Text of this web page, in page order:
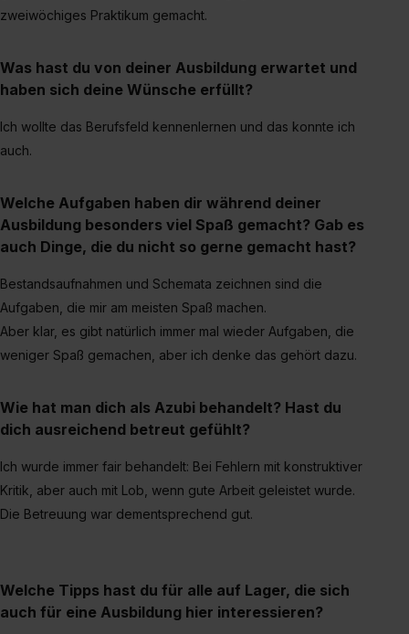
zweiwöchiges Praktikum gemacht.
Was hast du von deiner Ausbildung erwartet und
haben sich deine Wünsche erfüllt?
Ich wollte das Berufsfeld kennenlernen und das konnte ich
auch.
Welche Aufgaben haben dir während deiner
Ausbildung besonders viel Spaß gemacht? Gab es
auch Dinge, die du nicht so gerne gemacht hast?
Bestandsaufnahmen und Schemata zeichnen sind die
Aufgaben, die mir am meisten Spaß machen.
Aber klar, es gibt natürlich immer mal wieder Aufgaben, die
weniger Spaß gemachen, aber ich denke das gehört dazu.
Wie hat man dich als Azubi behandelt? Hast du
dich ausreichend betreut gefühlt?
Ich wurde immer fair behandelt: Bei Fehlern mit konstruktiver
Kritik, aber auch mit Lob, wenn gute Arbeit geleistet wurde.
Die Betreuung war dementsprechend gut.
Welche Tipps hast du für alle auf Lager, die sich
auch für eine Ausbildung hier interessieren?